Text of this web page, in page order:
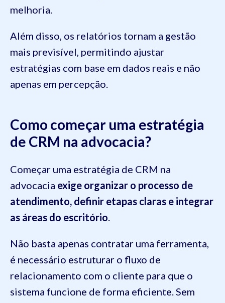
melhoria.
Além disso, os relatórios tornam a gestão
mais previsível, permitindo ajustar
estratégias com base em dados reais e não
apenas em percepção.
Como começar uma estratégia
de CRM na advocacia?
Começar uma estratégia de CRM na
advocacia exige organizar o processo de
atendimento, definir etapas claras e integrar
as áreas do escritório
Não basta apenas contratar uma ferramenta,
é necessário estruturar o fluxo de
relacionamento com o cliente para que o
sistema funcione de forma eficiente. Sem